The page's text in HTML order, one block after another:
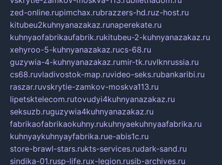
zed-online.rupimchax.rubrazzers-hd.ruz-host.ru
kitubeu2kuhnyanazakaz.runaperekate.ru
kuhnyaofabrikaufabrik.rukitubeu-2-kuhnyanazakaz.ru
xehyroo-5-kuhnyanazakaz.rucs-68.ru
guzywia-4-kuhnyanazakaz.rumir-tk.ruvlknrussia.ru
cs68.ruvladivostok-map.ruvideo-seks.rubankaribi.ru
raszar.ruvskrytie-zamkov-moskva113.ru
lipetsktelecom.rutovudyi4kuhnyanazakaz.ru
seksuzb.ruguzywia4kuhnyanazakaz.ru
fabrikaofabrikaokuhny.rukuhnyaekuhnyaafabrika.ru
kuhnyaykuhnyayfabrika.rue-abis1c.ru
store-brawl-stars.rukts-services.rudark-sand.ru
sindika-01.rusp-life.rux-legion.rusib-archives.ru